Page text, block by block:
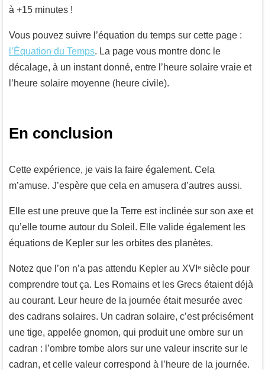
à +15 minutes !
Vous pouvez suivre l’équation du temps sur cette page :
l’Équation du Temps. La page vous montre donc le
décalage, à un instant donné, entre l’heure solaire vraie et
l’heure solaire moyenne (heure civile).
En conclusion
Cette expérience, je vais la faire également. Cela
m’amuse. J’espère que cela en amusera d’autres aussi.
Elle est une preuve que la Terre est inclinée sur son axe et
qu’elle tourne autour du Soleil. Elle valide également les
équations de Kepler sur les orbites des planètes.
Notez que l’on n’a pas attendu Kepler au XVIᵉ siècle pour
comprendre tout ça. Les Romains et les Grecs étaient déjà
au courant. Leur heure de la journée était mesurée avec
des cadrans solaires. Un cadran solaire, c’est précisément
une tige, appelée gnomon, qui produit une ombre sur un
cadran : l’ombre tombe alors sur une valeur inscrite sur le
cadran, et celle valeur correspond à l’heure de la journée.